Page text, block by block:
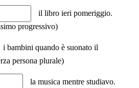
il libro ieri pomeriggio.
progressivo)
i bambini quando è suonato il
persona plurale)
la musica mentre studiavo.